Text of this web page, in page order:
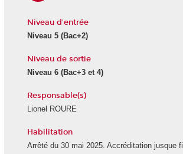
Niveau d'entrée
Niveau 5(Bac+2)
Niveau de sortie
Niveau 6(Bac+3 et 4)
Responsable(s)
Lionel ROURE
Habilitation
Arrêté du 30 mai 2025. Accréditation jusque